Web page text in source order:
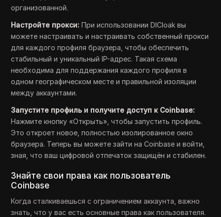
организованной.
Настройте прокси: При использовании DICloak вы
можете настраивать и настраивать собственный прокси
для каждого профиля браузера, чтобы обеспечить
стабильный и уникальный IP-адрес. Такая схема
необходима для поддержания каждого профиля в
одном географическом месте и правильной изоляции
между аккаунтами.
Запустите профиль и получите доступ к Coinbase:
Нажмите кнопку «Открыть», чтобы запустить профиль.
Это откроет новое, полностью изолированное окно
браузера. Теперь вы можете зайти на Coinbase и войти,
зная, что ваш цифровой отпечаток защищён и стабилен.
Знайте свои права как пользователь
Coinbase
Когда сталкиваешься с ограничением аккаунта, важно
знать, что у вас есть основные права как пользователя.